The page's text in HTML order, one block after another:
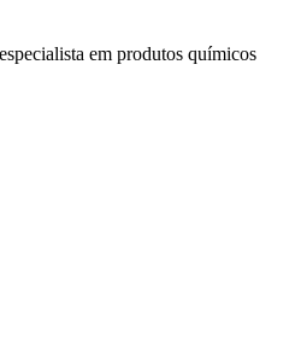
em produtos químicos